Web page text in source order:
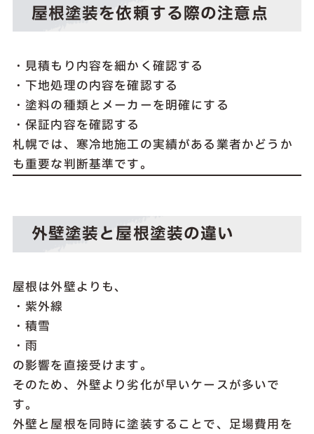
屋根塗装を依頼する際の注意点
・見積もり内容を細かく確認する
・下地処理の内容を確認する
・塗料の種類とメーカーを明確にする
・保証内容を確認する
札幌では、寒冷地施工の実績がある業者かどうか
も重要な判断基準です。
外壁塗装と屋根塗装の違い
屋根は外壁よりも、
・紫外線
・積雪
・雨
の影響を直接受けます。
そのため、外壁より劣化が早いケースが多いで
す。
外壁と屋根を同時に塗装することで、足場費用を